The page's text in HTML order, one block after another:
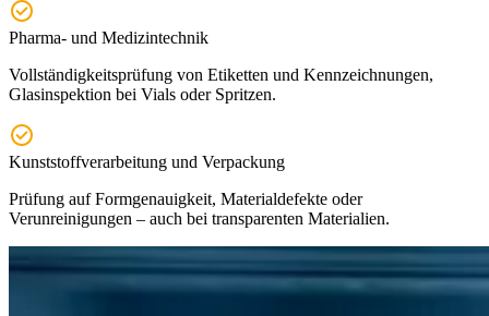
Pharma- und Medizintechnik
Vollständigkeitsprüfung von Etiketten und Kennzeichnungen,
Glasinspektion bei Vials oder Spritzen.
Kunststoffverarbeitung und Verpackung
Prüfung auf Formgenauigkeit, Materialdefekte oder
Verunreinigungen – auch bei transparenten Materialien.